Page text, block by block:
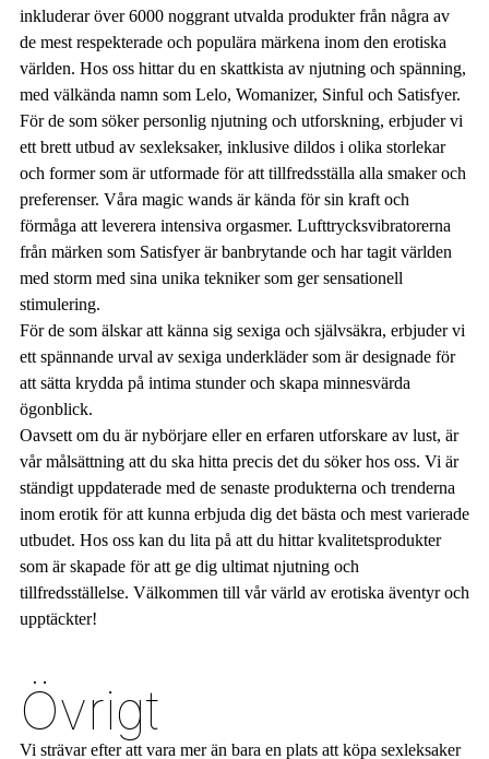
inkluderar över 6000 noggrant utvalda produkter från några av
de mest respekterade och populära märkena inom den erotiska
världen. Hos oss hittar du en skattkista av njutning och spänning,
med välkända namn som Lelo, Womanizer, Sinful och Satisfyer.
För de som söker personlig njutning och utforskning, erbjuder vi
ett brett utbud av sexleksaker, inklusive dildos i olika storlekar
och former som är utformade för att tillfredsställa alla smaker och
preferenser. Våra magic wands är kända för sin kraft och
förmåga att leverera intensiva orgasmer. Lufttrycksvibratorerna
från märken som Satisfyer är banbrytande och har tagit världen
med storm med sina unika tekniker som ger sensationell
stimulering.
För de som älskar att känna sig sexiga och självsäkra, erbjuder vi
ett spännande urval av sexiga underkläder som är designade för
att sätta krydda på intima stunder och skapa minnesvärda
ögonblick.
Oavsett om du är nybörjare eller en erfaren utforskare av lust, är
vår målsättning att du ska hitta precis det du söker hos oss. Vi är
ständigt uppdaterade med de senaste produkterna och trenderna
inom erotik för att kunna erbjuda dig det bästa och mest varierade
utbudet. Hos oss kan du lita på att du hittar kvalitetsprodukter
som är skapade för att ge dig ultimat njutning och
tillfredsställelse. Välkommen till vår värld av erotiska äventyr och
upptäckter!
Övrigt
Vi strävar efter att vara mer än bara en plats att köpa sexleksaker